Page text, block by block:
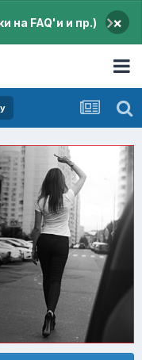
на FAQ'и и пр.) ×